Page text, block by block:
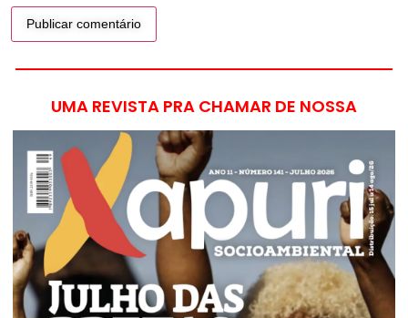
UMA REVISTA PRA CHAMAR DE NOSSA